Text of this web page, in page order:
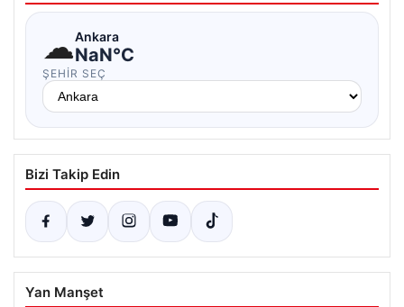
☁Ankara
NaN°C
ŞEHIR SEÇ
Bizi Takip Edin
Yan Manşet